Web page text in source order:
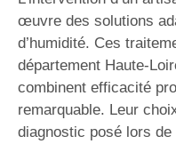
œuvre des solutions
d’humidité. Ces
département Haute-
combinent efficacité
remarquable. Leur
diagnostic posé lors